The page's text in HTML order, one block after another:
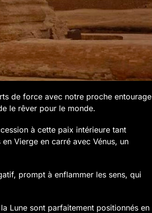
de force avec notre proche entourage
le rêver pour le monde.
à cette paix intérieure tant
Vierge en carré avec Vénus, un
prompt à enflammer les sens, qui
Lune sont parfaitement positionnés en